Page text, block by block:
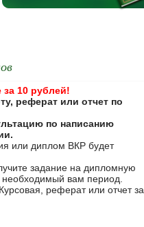
10 рублей!
реферат или отчет по
по написанию
или диплом ВКР будет
задание на дипломную
вам период.
реферат или отчет за